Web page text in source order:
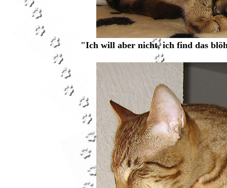
"Ich will aber nicht, ich find das